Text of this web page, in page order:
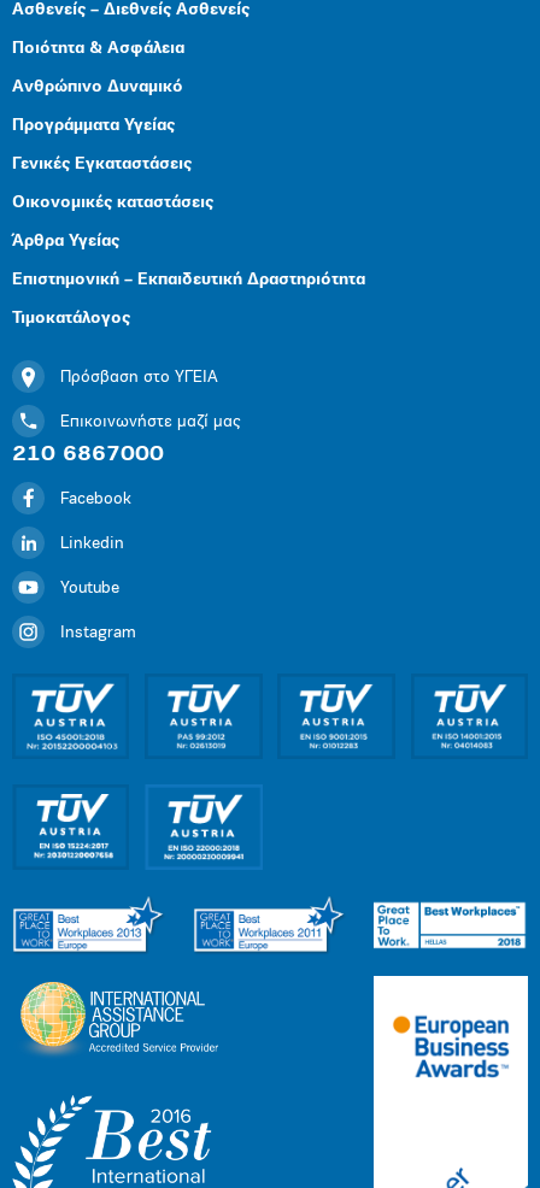
Ασθενείς – Διεθνείς Ασθενείς
Ποιότητα & Ασφάλεια
Ανθρώπινο Δυναμικό
Προγράμματα Υγείας
Γενικές Εγκαταστάσεις
Οικονομικές καταστάσεις
Άρθρα Υγείας
Επιστημονική – Εκπαιδευτική Δραστηριότητα
Τιμοκατάλογος
Πρόσβαση στο ΥΓΕΙΑ
Επικοινωνήστε μαζί μας
210 6867000
Facebook
Linkedin
Youtube
Instagram